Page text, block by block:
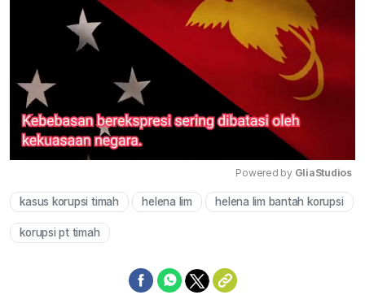
Mute
Powered by GliaStudios
kasus korupsi timah helena lim helena lim bantah korupsi
korupsi pt timah